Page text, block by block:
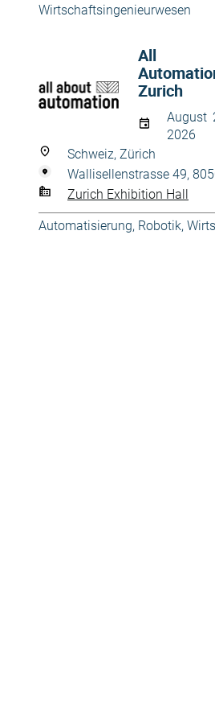
Wirtschaftsingenieurwesen
All
Zurich
August
2026
Schweiz, Zürich
Wallisellenstrasse 49,
Zurich Exhibition Hall
Automatisierung, Robotik,